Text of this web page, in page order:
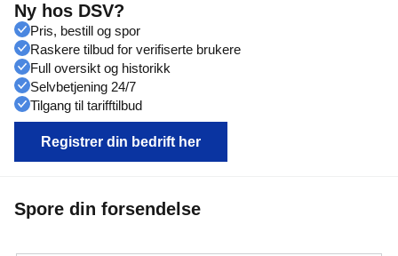
Ny hos DSV?
Pris, bestill og spor
Raskere tilbud for verifiserte brukere
Full oversikt og historikk
Selvbetjening 24/7
Tilgang til tarifftilbud
Registrer din bedrift her
Spore din forsendelse